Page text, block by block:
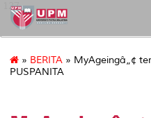
127
» BERITA » MyAgeingâ„¢
PUSPANITA